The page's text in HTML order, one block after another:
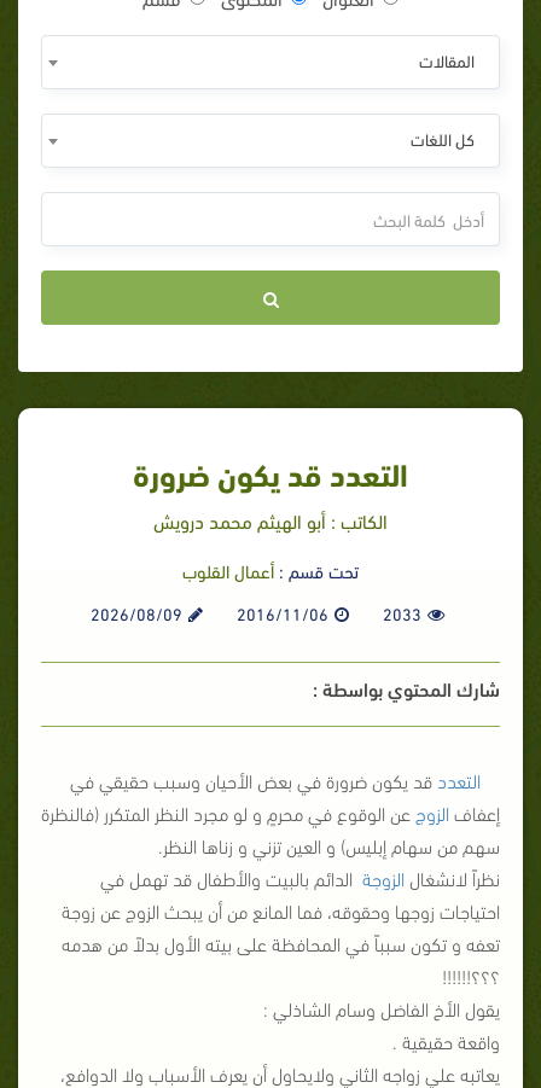
المقالات
كل اللغات
التعدد قد يكون ضرورة
الكاتب : أبو الهيثم محمد درويش
تحت قسم :أعمال القلوب
2033
2016/11/06
2026/08/09
شارك المحتوي بواسطة :
التعدد قد يكون ضرورة في بعض الأحيان وسبب حقيقي في
إعفاف الزوج عن الوقوع في محرمٍ و لو مجرد النظر المتكرر (فالنظرة
سهم من سهام إبليس) و العين تزني و زناها النظر.
نظراً لانشغال الزوجة الدائم بالبيت والأطفال قد تهمل في
احتياجات زوجها وحقوقه، فما المانع من أن يبحث الزوج عن زوجة
تعفه و تكون سبباً في المحافظة على بيته الأول بدلاً من هدمه
؟؟؟!!!!!!
يقول الأخ الفاضل وسام الشاذلي :
واقعة حقيقية .
يعاتبه علي زواجه الثاني ولايحاول أن يعرف الأسباب ولا الدوافع،